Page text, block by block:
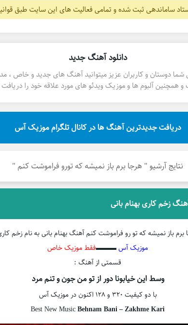
ساماندهی ثبت شده و تمامی فعالیت های این سایت طبق
دانلود آهنگ جدید
دوستان و کاربران عزیز میتوانید آهنگ های جدید و خاص ،
همچنین آلبوم ها و موزیک ویدئو های مورد علاقه خود را دریافت
دریافت جدیدترین آهنگ ها در کانال تلگرام موزیک آس
نتایج آرشیو " هرجا برم باز نمیشه که تورو فراموشت کنم "
زخم کاری بهنام بانی
برم باز نمیشه که تو رو فراموشت کنم آهنگ بهنام بانی به نام زخم
موزیک آس▬▬▬فقط موزیک خاص
قسمتی از آهنگ :
وسط این خیابونا دور از تو من جون و تنم مرد
با دو کیفیت ۳۲۰ و ۱۲۸ اکنون در موزیک آس
Best New MusicBehnam Bani – Zakhme Kari